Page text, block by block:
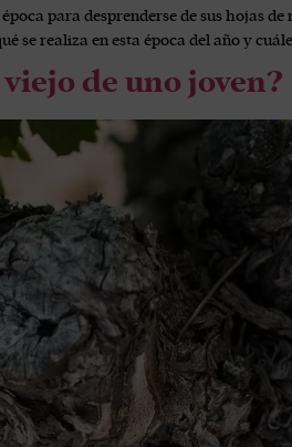
para desprenderse de sus hojas
se realiza en esta época del año y
de uno joven?